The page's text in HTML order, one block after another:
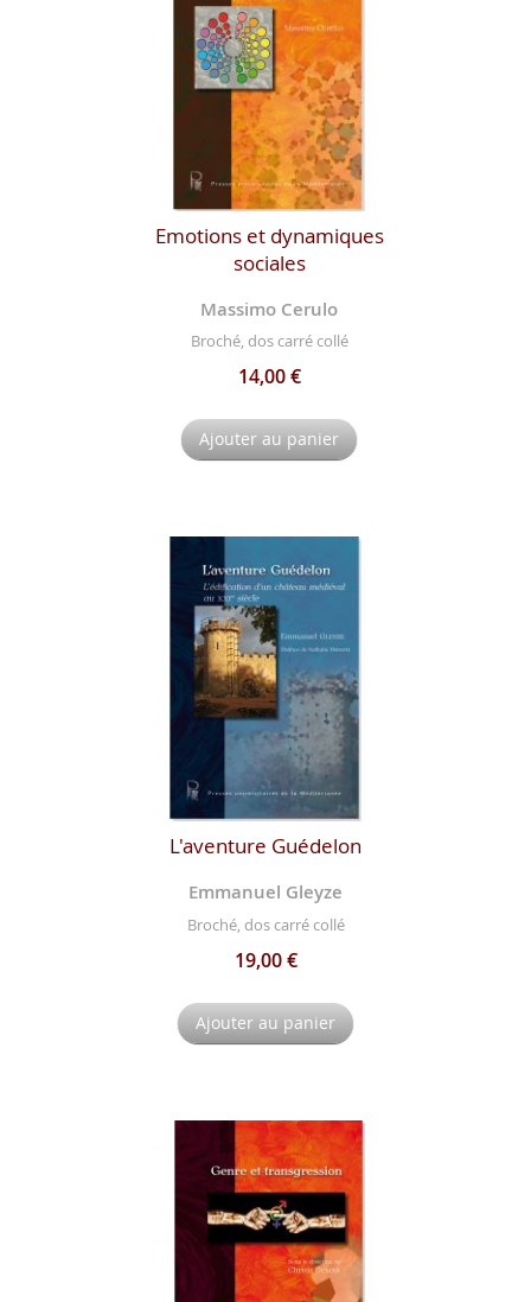
Emotions et dynamiques
sociales
Massimo Cerulo
Broché, dos carré collé
14,00 €
Ajouter au panier
L'aventure Guédelon
Emmanuel Gleyze
Broché, dos carré collé
19,00 €
Ajouter au panier